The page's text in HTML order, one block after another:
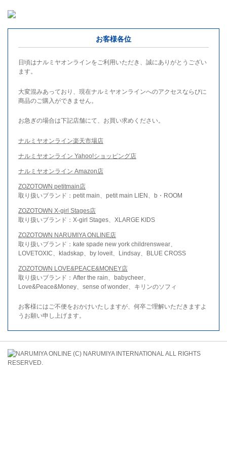
お客様各位
日頃はナルミヤオンラインをご利用いただき、誠にありがとうござい
ます。
大変混みあっており、現在ナルミヤオンラインへのアクセスならびに
商品のご購入ができません。
お急ぎの場合は下記店舗にて、お買い求めください。
ナルミヤオンライン楽天市場店
ナルミヤオンライン Yahoo!ショッピング店
ナルミヤオンライン Amazon店
ZOZOTOWN petitmain店
取り扱いブランド：petit main、petit main LIEN、b・ROOM
ZOZOTOWN X-girl Stages店
取り扱いブランド：X-girl Stages、XLARGE KIDS
ZOZOTOWN NARUMIYA ONLINE店
取り扱いブランド：kate spade new york childrenswear、
LOVETOXIC、kladskap、by loveit、Lindsay、BLUE CROSS
ZOZOTOWN LOVE&PEACE&MONEY店
取り扱いブランド：After the rain、babycheer、
Love&Peace&Money、sense of wonder、キリンのソフィ
お客様にはご不便をおかけいたしますが、何卒ご理解いただきますよ
うお願い申し上げます。